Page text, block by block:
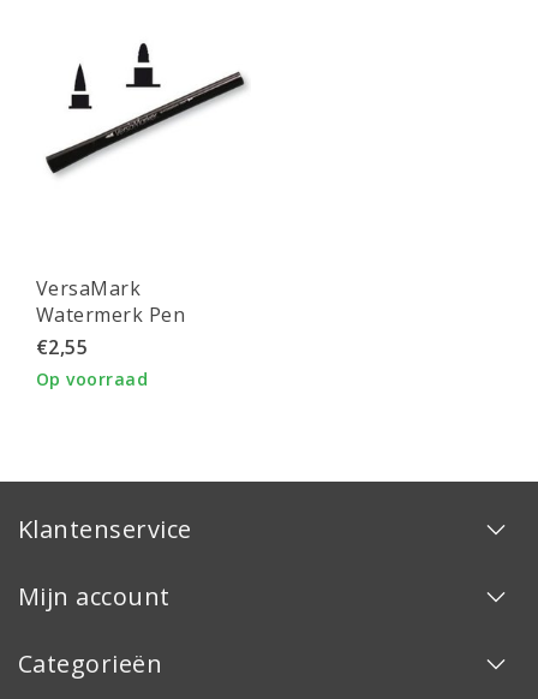
VersaMark
Watermerk Pen
€2,55
Op voorraad
Klantenservice
Mijn account
Categorieën